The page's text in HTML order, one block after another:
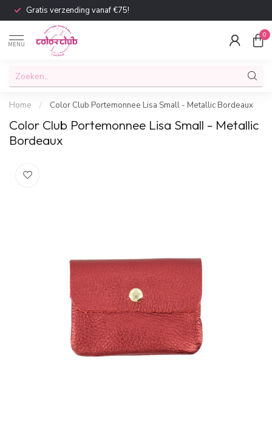
Gratis verzending vanaf €75!
MENU
0
Home / Color Club Portemonnee Lisa Small - Metallic Bordeaux
Color Club Portemonnee Lisa Small - Metallic
Bordeaux